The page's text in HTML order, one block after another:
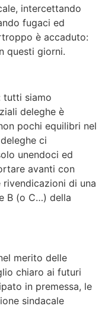
intercettando
fugaci ed
è accaduto:
questi giorni.
tutti siamo
deleghe è
pochi equilibri nel
ci
unendoci ed
avanti con
rivendicazioni di una
B (o C…) della
merito delle
chiaro ai futuri
in premessa, le
sindacale